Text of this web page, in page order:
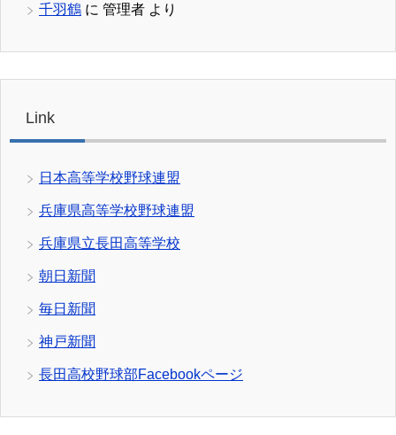
千羽鶴 に 管理者 より
Link
日本高等学校野球連盟
兵庫県高等学校野球連盟
兵庫県立長田高等学校
朝日新聞
毎日新聞
神戸新聞
長田高校野球部Facebookページ